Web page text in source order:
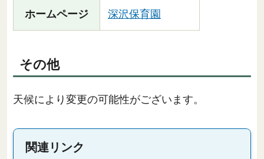
ホームページ 深沢保育園
その他
天候により変更の可能性がございます。
関連リンク